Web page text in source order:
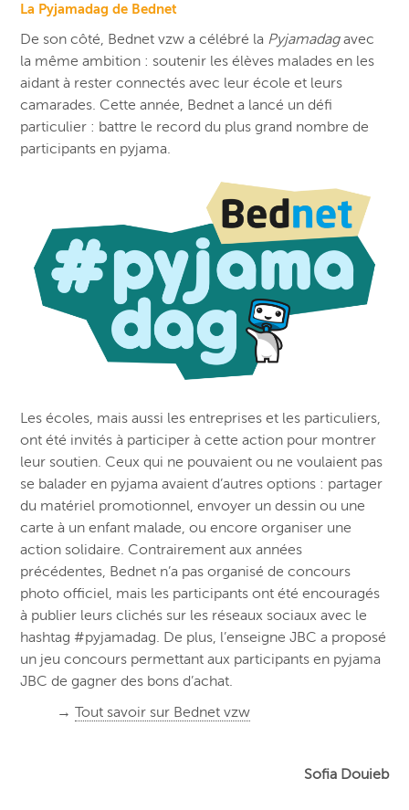
La Pyjamadag de Bednet
De son côté, Bednet vzw a célébré la Pyjamadagavec
la même ambition : soutenir les élèves malades en les
aidant à rester connectés avec leur école et leurs
camarades. Cette année, Bednet a lancé un défi
particulier : battre le record du plus grand nombre de
participants en pyjama.
Les écoles, mais aussi les entreprises et les particuliers,
ont été invités à participer à cette action pour montrer
leur soutien. Ceux qui ne pouvaient ou ne voulaient pas
se balader en pyjama avaient d’autres options : partager
du matériel promotionnel, envoyer un dessin ou une
carte à un enfant malade, ou encore organiser une
action solidaire. Contrairement aux années
précédentes, Bednet n’a pas organisé de concours
photo officiel, mais les participants ont été encouragés
à publier leurs clichés sur les réseaux sociaux avec le
hashtag #pyjamadag. De plus, l’enseigne JBC a proposé
un jeu concours permettant aux participants en pyjama
JBC de gagner des bons d’achat.
→Tout savoir sur Bednet vzw
Sofia Douieb